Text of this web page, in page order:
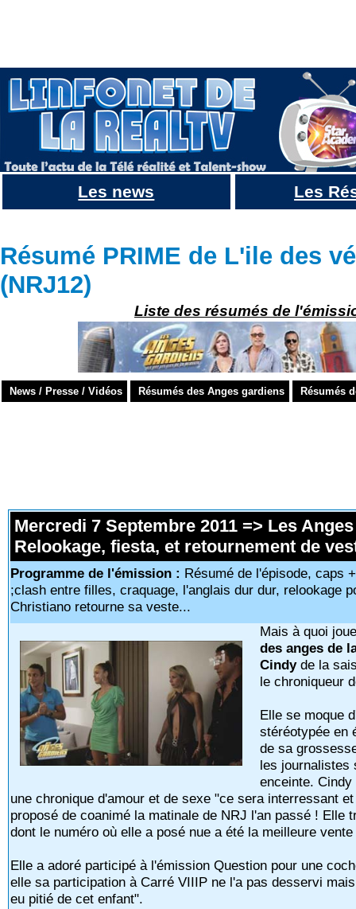
Les news Les
Résumé PRIME de L'ile des
(NRJ12)
Liste des résumés de
News / Presse / Vidéos Résumés des Anges gardiens Résumés
Mercredi 7 Septembre 2011 => Les
Relookage, fiesta, et retournement de
Programme de l'émission : Résumé de l'épisode, caps
;clash entre filles, craquage, l'anglais dur dur, relookage
Christiano retourne sa veste...
Mais à quoi
des anges de
Cindyde la
le chroniqueur
Elle se moque
stéréotypée en
de sa
les journalistes
enceinte.
une chronique d'amour et de sexe "ce sera interressant
proposé de coanimé la matinale de NRJ l'an passé !
dont le numéro où elle a posé nue a été la meilleure
Elle a adoré participé à l'émission Question pour une
elle sa participation à Carré VIIIP ne l'a pas desservi
eu pitié de cet enfant".